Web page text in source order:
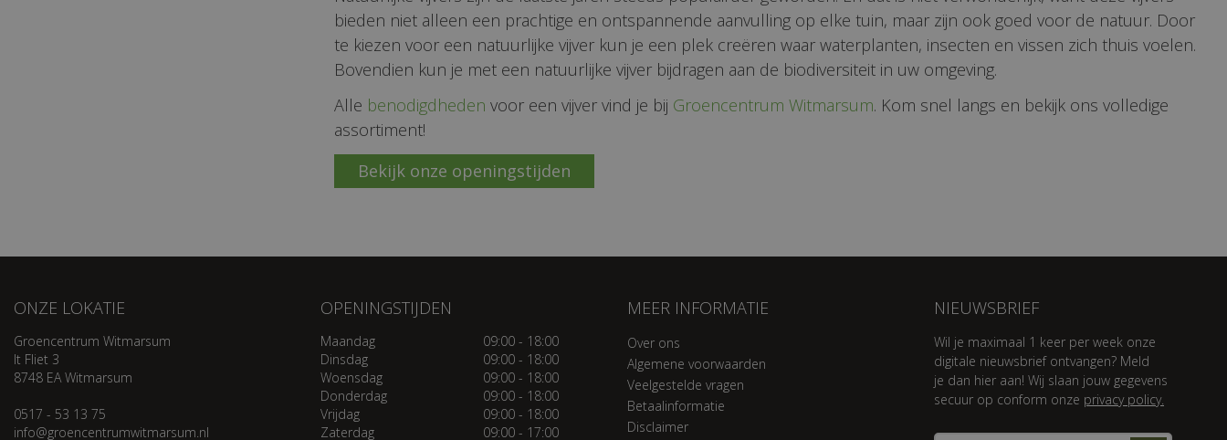
bieden niet alleen een prachtige en ontspannende aanvulling op elke tuin, maar zijn ook goed voor de natuur. Door
te kiezen voor een natuurlijke vijver kun je een plek creëren waar waterplanten, insecten en vissen zich thuis voelen.
Bovendien kun je met een natuurlijke vijver bijdragen aan de biodiversiteit in uw omgeving.
Alle benodigdheden voor een vijver vind je bij Groencentrum Witmarsum. Kom snel langs en bekijk ons volledige
assortiment!
Bekijk onze openingstijden
ONZE LOKATIE
Groencentrum Witmarsum
It Fliet 3
8748 EA Witmarsum
0517 - 53 13 75
info@groencentrumwitmarsum.nl
OPENINGSTIJDEN
Maandag
09:00 - 18:00
Dinsdag
09:00 - 18:00
Woensdag
09:00 - 18:00
Donderdag
09:00 - 18:00
Vrijdag
09:00 - 18:00
Zaterdag
09:00 - 17:00
MEER INFORMATIE
Over ons
Algemene voorwaarden
Veelgestelde vragen
Betaalinformatie
Disclaimer
NIEUWSBRIEF
Wil je maximaal 1 keer per week onze
digitale nieuwsbrief ontvangen? Meld
je dan hier aan! Wij slaan jouw gegevens
secuur op conform onze privacy policy.